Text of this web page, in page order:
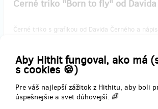
Aby Hithit fungoval, ako má
s cookies 🍪)
Pre váš najlepší zážitok z Hithitu, aby boli
úspešnejšie a svet dúhovejší. 🌈
Černé triko "Born to fly" od
Černé triko s grafikou od Davida Černého a
Nezapomeňte uvést velikost (XS-S-M-L-XL).
Doručenia odmeny: na adresu, do štvrť roka po